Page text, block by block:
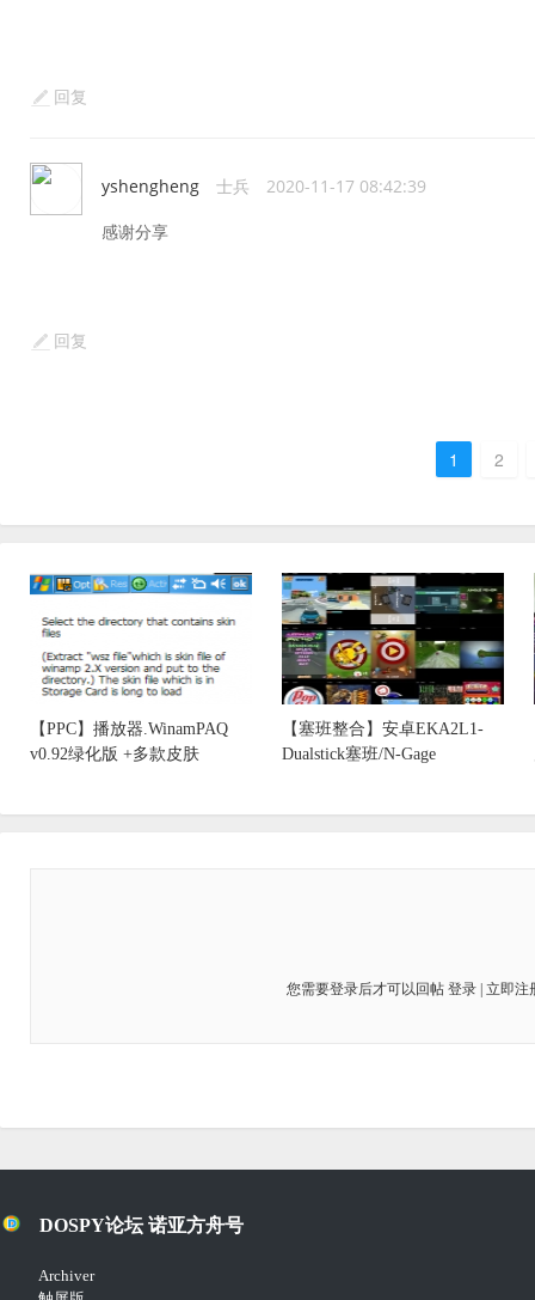
回复
yshengheng 士兵 2020-11-17 08:42:39
感谢分享
回复
1 2
【PPC】播放器.WinamPAQ
v0.92绿化版 +多款皮肤
【塞班整合】安卓EKA2L1-
Dualstick塞班/N-Gage
您需要登录后才可以回帖 登录| 立即注
DOSPY论坛 诺亚方舟号
Archiver